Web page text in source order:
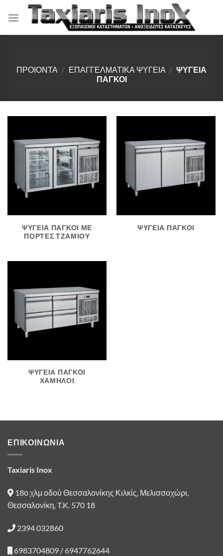
Μετάβαση
στο
ΠΡΟΙΟΝΤΑ / ΕΠΑΓΓΕΛΜΑΤΙΚΑ ΨΥΓΕΙΑ / ΨΥΓΕΙΑ
ΠΑΓΚΟΙ
ΨΥΓΕΙΑ ΠΑΓΚΟΙ ΜΕ
ΠΟΡΤΕΣ ΤΖΑΜΙΟΥ
ΨΥΓΕΙΑ ΠΑΓΚΟΙ
ΨΥΓΕΙΑ ΠΑΓΚΟΙ
ΧΑΜΗΛΟΙ
ΕΠΙΚΟΙΝΩΝΙΑ
Taxiaris Inox
18ο χλμ οδού Θεσσαλονίκης Κιλκίς, Μελισσοχώρι,
Θεσσαλονίκη, T.K. 570 18
2394 032860
6983704809 / 6947762644